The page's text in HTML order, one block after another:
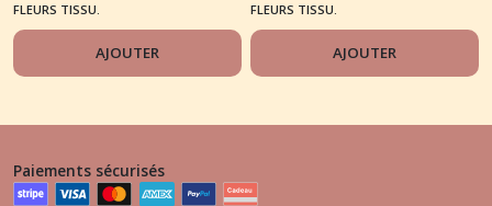
FLEURS TISSU.
AJOUTER
FLEURS TISSU.
AJOUTER
Paiements sécurisés